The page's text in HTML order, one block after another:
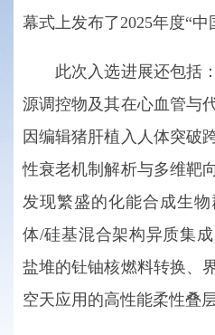
幕式上发布了2025年度“中
此次入选进展还包括：
源调控物及其在心血管与
因编辑猪肝植入人体突破
性衰老机制解析与多维靶
发现繁盛的化能合成生
体/硅基混合架构异质集
盐堆的钍铀核燃料转换、
空天应用的高性能柔性叠